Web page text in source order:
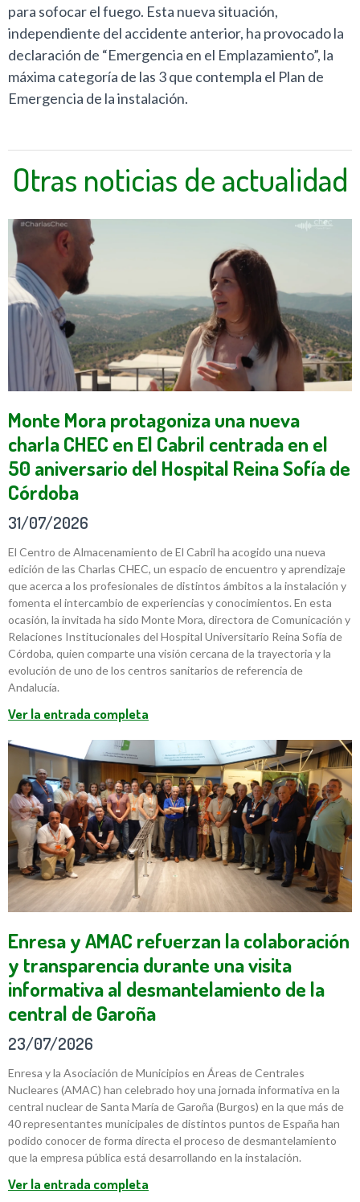
para sofocar el fuego. Esta nueva situación,
independiente del accidente anterior, ha provocado la
declaración de “Emergencia en el Emplazamiento”, la
máxima categoría de las 3 que contempla el Plan de
Emergencia de la instalación.
Otras noticias de actualidad
Monte Mora protagoniza una nueva
charla CHEC en El Cabril centrada en el
50 aniversario del Hospital Reina Sofía de
Córdoba
31/07/2026
El Centro de Almacenamiento de El Cabril ha acogido una nueva
edición de las Charlas CHEC, un espacio de encuentro y aprendizaje
que acerca a los profesionales de distintos ámbitos a la instalación y
fomenta el intercambio de experiencias y conocimientos. En esta
ocasión, la invitada ha sido Monte Mora, directora de Comunicación y
Relaciones Institucionales del Hospital Universitario Reina Sofía de
Córdoba, quien comparte una visión cercana de la trayectoria y la
evolución de uno de los centros sanitarios de referencia de
Andalucía.
Ver la entrada completa
Enresa y AMAC refuerzan la colaboración
y transparencia durante una visita
informativa al desmantelamiento de la
central de Garoña
23/07/2026
Enresa y la Asociación de Municipios en Áreas de Centrales
Nucleares (AMAC) han celebrado hoy una jornada informativa en la
central nuclear de Santa María de Garoña (Burgos) en la que más de
40 representantes municipales de distintos puntos de España han
podido conocer de forma directa el proceso de desmantelamiento
que la empresa pública está desarrollando en la instalación.
Ver la entrada completa